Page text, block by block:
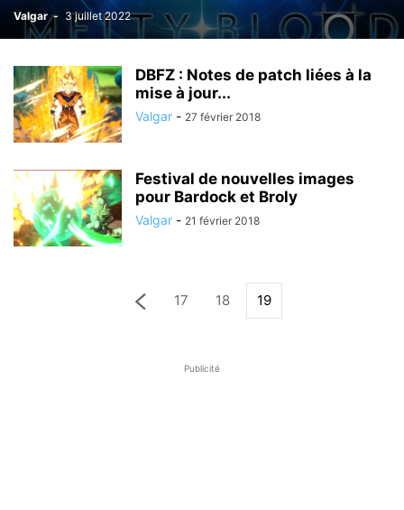
Valgar - 3 juillet 2022
DBFZ : Notes de patch liées à la
mise à jour...
Valgar - 27 février 2018
Festival de nouvelles images
pour Bardock et Broly
Valgar - 21 février 2018
17 18 19
Publicité